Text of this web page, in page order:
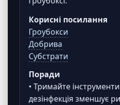
Корисні посилання
Гроубокси
Добрива
Субстрати
Поради
• Тримайте
дезінфекція зменшує